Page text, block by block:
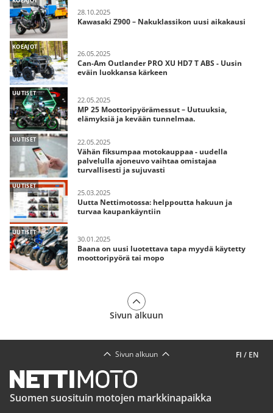
28.10.2025
Kawasaki Z900 – Nakuklassikon uusi aikakausi
KOEAJOT
26.05.2025
Can-Am Outlander PRO XU HD7 T ABS - Uusin
eväin luokkansa kärkeen
UUTISET
22.05.2025
MP 25 Moottoripyörämessut – Uutuuksia,
elämyksiä ja kevään tunnelmaa.
UUTISET 22.05.2025
Vähän fiksumpaa motokauppaa - uudella
palvelulla ajoneuvo vaihtaa omistajaa
turvallisesti ja sujuvasti
UUTISET
25.03.2025
Uutta Nettimotossa: helppoutta hakuun ja
turvaa kaupankäyntiin
UUTISET
30.01.2025
Baana on uusi luotettava tapa myydä käytetty
moottoripyörä tai mopo
Sivun alkuun
FI / EN
Sivun alkuun
Suomen suosituin motojen markkinapaikka